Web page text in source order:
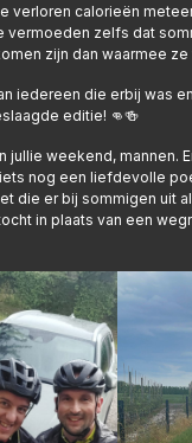
verloren calorieën
vermoeden zelfs dat
zijn dan waarmee
iedereen die erbij was
editie! 👊🍻
jullie weekend, mannen.
nog een liefdevolle
die er bij sommigen uit
in plaats van een